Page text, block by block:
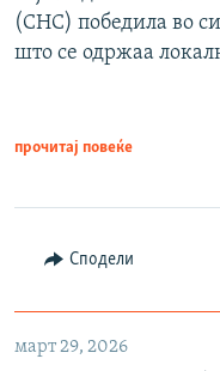
(СНС) победила во
што се одржаа
прочитај повеќе
Сподели
март 29, 2026